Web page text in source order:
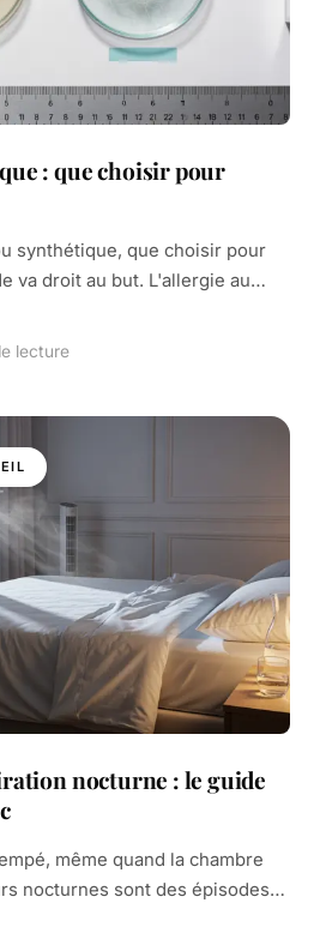
: que choisir pour
synthétique, que choisir pour
va droit au but. L'allergie au
lecture
nocturne : le guide
même quand la chambre
nocturnes sont des épisodes